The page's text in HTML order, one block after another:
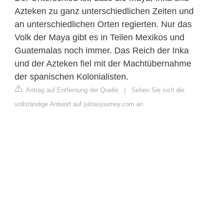
Azteken zu ganz unterschiedlichen Zeiten und
an unterschiedlichen Orten regierten. Nur das
Volk der Maya gibt es in Teilen Mexikos und
Guatemalas noch immer. Das Reich der Inka
und der Azteken fiel mit der Machtübernahme
der spanischen Kolonialisten.
Antrag auf Entfernung der Quelle | Sehen Sie sich die
vollständige Antwort auf julitasjourney.com an